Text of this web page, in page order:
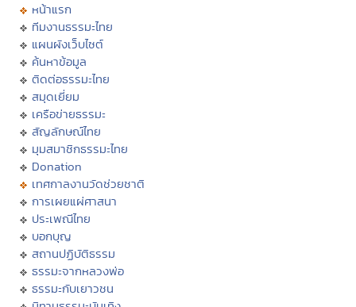
หน้าแรก
ทีมงานธรรมะไทย
แผนผังเว็บไซต์
ค้นหาข้อมูล
ติดต่อธรรมะไทย
สมุดเยี่ยม
เครือข่ายธรรมะ
สัญลักษณ์ไทย
มุมสมาชิกธรรมะไทย
Donation
เทศกาลงานวัดช่วยชาติ
การเผยแผ่ศาสนา
ประเพณีไทย
บอกบุญ
สถานปฏิบัติธรรม
ธรรมะจากหลวงพ่อ
ธรรมะกับเยาวชน